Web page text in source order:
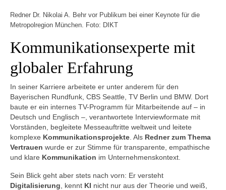
Redner Dr. Nikolai A. Behr vor Publikum bei einer Keynote für die
Metropolregion München. Foto: DIKT
Kommunikationsexperte mit
globaler Erfahrung
In seiner Karriere arbeitete er unter anderem für den
Bayerischen Rundfunk, CBS Seattle, TV Berlin und BMW. Dort
baute er ein internes TV-Programm für Mitarbeitende auf – in
Deutsch und Englisch –, verantwortete Interviewformate mit
Vorständen, begleitete Messeauftritte weltweit und leitete
komplexe Kommunikationsprojekte . Als Redner zum Thema
Vertrauen wurde er zur Stimme für transparente, empathische
und klare Kommunikation im Unternehmenskontext.
Sein Blick geht aber stets nach vorn: Er versteht
Digitalisierung , kennt KI nicht nur aus der Theorie und weiß,